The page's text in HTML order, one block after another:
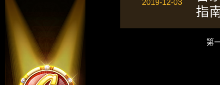
2019-12-03
指
第